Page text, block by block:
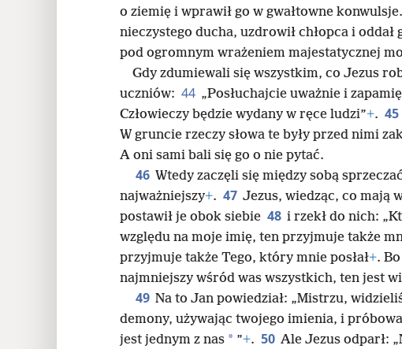
o ziemię i wprawił go w gwałtowne
nieczystego ducha, uzdrowił chłopca i oddał
pod ogromnym wrażeniem majestatycznej
Gdy zdumiewali się wszystkim, co Jezus
uczniów: 44 „Posłuchajcie uważnie i
Człowieczy będzie wydany w ręce ludzi”+. 45
W gruncie rzeczy słowa te były przed nimi
A oni sami bali się go o nie pytać.
46 Wtedy zaczęli się między sobą
najważniejszy+. 47 Jezus, wiedząc, co mają
postawił je obok siebie 48 i rzekł do nich:
względu na moje imię, ten przyjmuje także
przyjmuje także Tego, który mnie posłał+.
najmniejszy wśród was wszystkich, ten jest
49 Na to Jan powiedział: „Mistrzu,
demony, używając twojego imienia, i
jest jednym z nas * ”+. 50 Ale Jezus odparł: